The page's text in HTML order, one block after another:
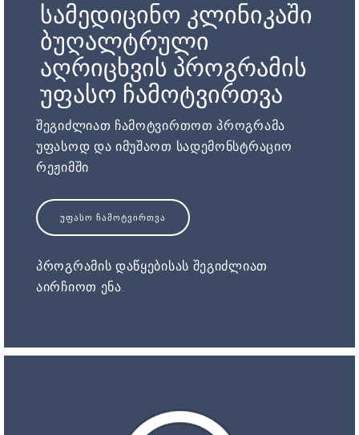
სამედიცინო კლინიკაში
ბუღალტრული
აღრიცხვის პროგრამის
უფასო ჩამოტვირთვა
შეგიძლიათ ჩამოტვირთოთ პროგრამა
უფასოდ და იმუშაოთ სადემონსტრაციო
რეჟიმში
ᲣᲤᲐᲡᲝ ᲩᲐᲛᲝᲢᲕᲘᲠᲗᲕᲐ
პროგრამის დაწყებისას შეგიძლიათ
აირჩიოთ ენა.